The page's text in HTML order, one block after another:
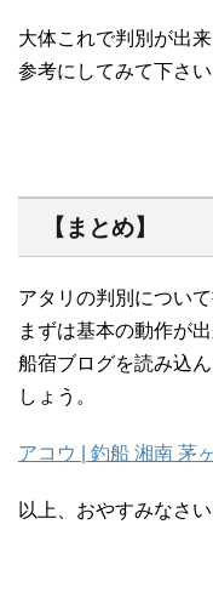
大体これで判別が出来
参考にしてみて下さい
【まとめ】
アタリの判別につい
まずは基本の動作が
船宿ブログを読み込
しょう。
アコウ | 釣船 湘南 茅
以上、おやすみなさい